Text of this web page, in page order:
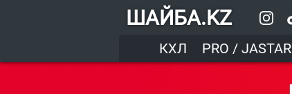
ШАЙБА.KZ
КХЛ
PRO / JASTAR